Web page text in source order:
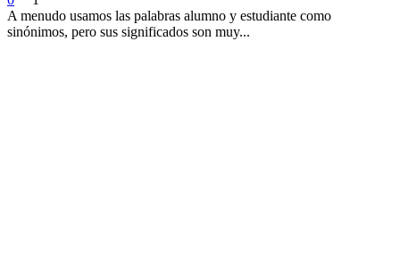
A menudo usamos las palabras alumno y estudiante como
sinónimos, pero sus significados son muy...